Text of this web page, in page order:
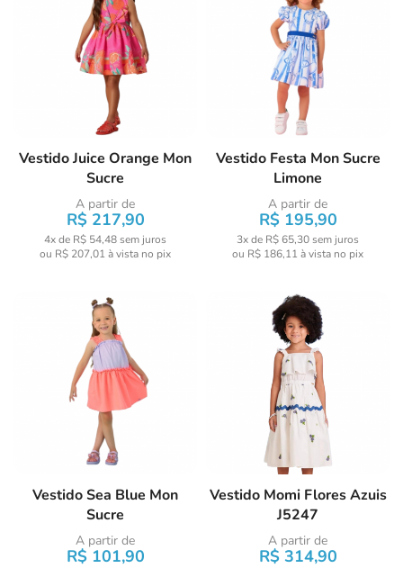
Vestido Juice Orange Mon
Sucre
A partir de
R$ 217,90
4x de R$ 54,48sem juros
ou R$ 207,01 à vista no pix
Vestido Festa Mon Sucre
Limone
A partir de
R$ 195,90
3x de R$ 65,30sem juros
ou R$ 186,11 à vista no pix
Vestido Sea Blue Mon
Sucre
A partir de
R$ 101,90
Vestido Momi Flores Azuis
J5247
A partir de
R$ 314,90